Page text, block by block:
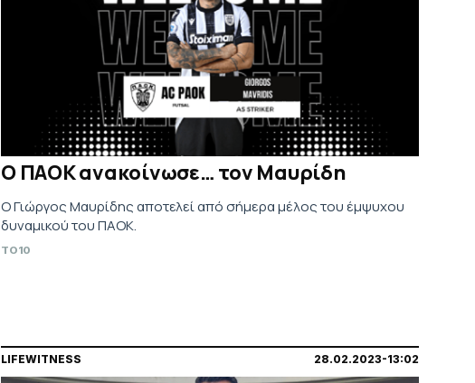
Ο ΠΑΟΚ ανακοίνωσε… τον Μαυρίδη
Ο Γιώργος Μαυρίδης αποτελεί από σήμερα μέλος του έμψυχου
δυναμικού του ΠΑΟΚ.
TO10
LIFEWITNESS 28.02.2023-13:02